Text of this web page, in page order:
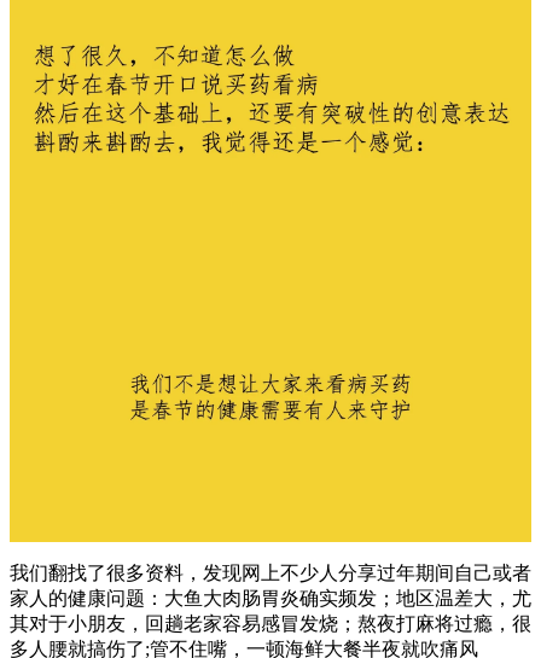
我们翻找了很多资料，发现网上不少人分享过年期间自己或者
家人的健康问题：大鱼大肉肠胃炎确实频发；地区温差大，尤
其对于小朋友，回趟老家容易感冒发烧；熬夜打麻将过瘾，很
多人腰就搞伤了;管不住嘴，一顿海鲜大餐半夜就吹痛风